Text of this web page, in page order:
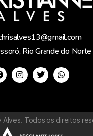
Rio Grande do Norte
Alves. Todos os direitos